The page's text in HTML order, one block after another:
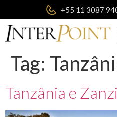
+55 11 3087
Tag:
Tanzânia e